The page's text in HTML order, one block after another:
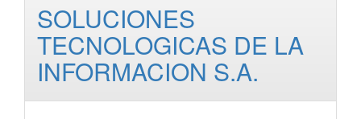
SOLUCIONES
TECNOLOGICAS DE LA
INFORMACION S.A.